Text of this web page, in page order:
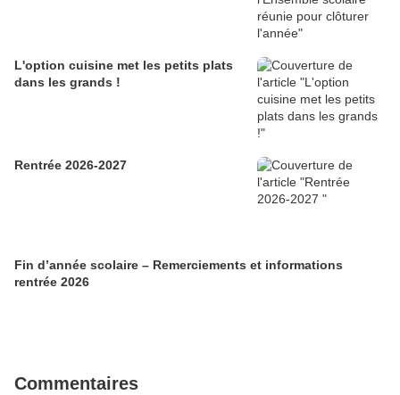
L'option cuisine met les petits plats
dans les grands !
Rentrée 2026-2027
Fin d’année scolaire – Remerciements et informations
rentrée 2026
Commentaires